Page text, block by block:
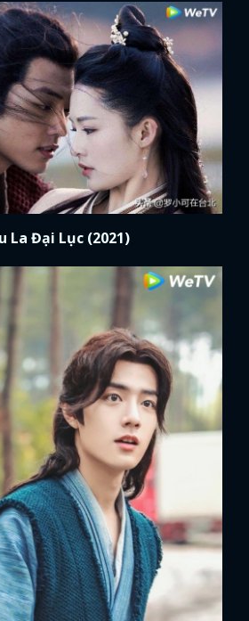
x
NHẬP
La Đại Lục (2021)